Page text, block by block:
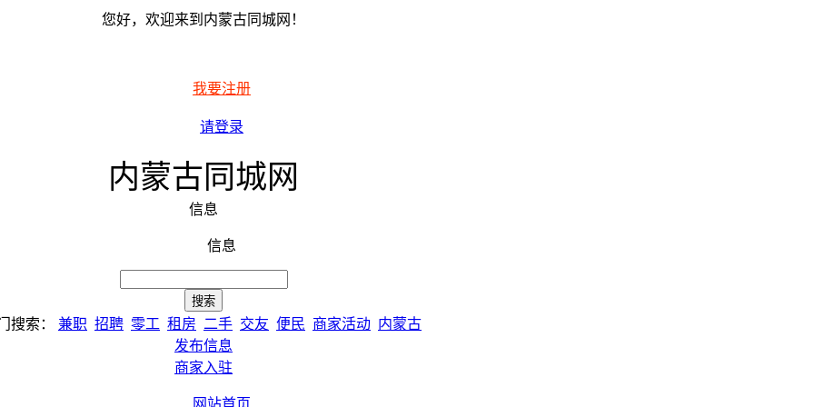
您好，欢迎来到内蒙古同城网！
我要注册
请登录
内蒙古同城网
信息
信息
搜索： 兼职 招聘 零工 租房 二手 交友 便民 商家活动 内蒙古
发布信息
商家入驻
网站首页